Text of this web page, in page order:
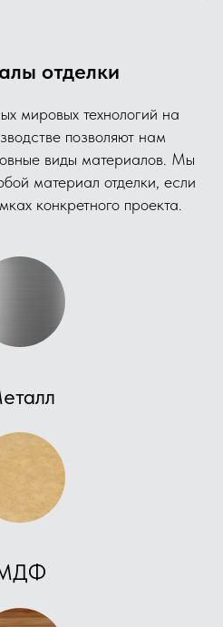
отделки
мировых технологий на
позволяют нам
виды материалов. Мы
материал отделки, если
конкретного проекта.